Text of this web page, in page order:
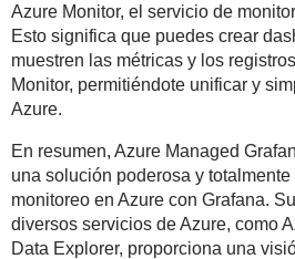
Azure Monitor, el servicio de
Esto significa que puedes crear
muestren las métricas y los
Monitor, permitiéndote unificar y
Azure.
En resumen, Azure Managed
una solución poderosa y totalmente
monitoreo en Azure con Grafana.
diversos servicios de Azure, como
Data Explorer, proporciona una